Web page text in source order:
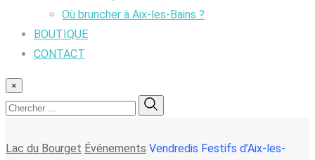
Où bruncher à Aix-les-Bains ?
BOUTIQUE
CONTACT
×
Lac du Bourget Événements Vendredis Festifs d’Aix-les-